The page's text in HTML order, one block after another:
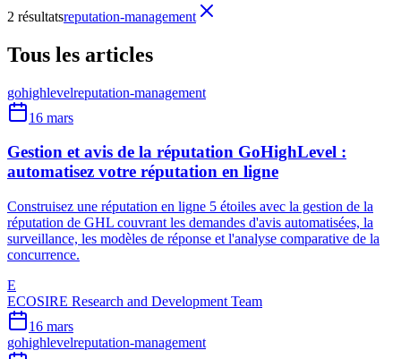
2 résultatsreputation-management
Tous les articles
gohighlevelreputation-management
16 mars
Gestion et avis de la réputation GoHighLevel :
automatisez votre réputation en ligne
Construisez une réputation en ligne 5 étoiles avec la gestion de la
réputation de GHL couvrant les demandes d'avis automatisées, la
surveillance, les modèles de réponse et l'analyse comparative de la
concurrence.
E
ECOSIRE Research and Development Team
16 mars
gohighlevelreputation-management